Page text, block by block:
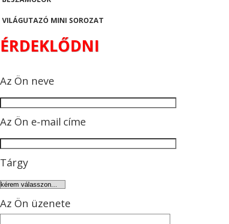
VILÁGUTAZÓ MINI SOROZAT
ÉRDEKLŐDNI
Az Ön neve
Az Ön e-mail címe
Tárgy
Az Ön üzenete